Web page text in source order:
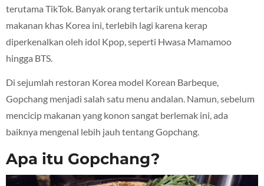
terutama TikTok. Banyak orang tertarik untuk mencoba
makanan khas Korea ini, terlebih lagi karena kerap
diperkenalkan oleh idol Kpop, seperti Hwasa Mamamoo
hingga BTS.
Di sejumlah restoran Korea model Korean Barbeque,
Gopchang menjadi salah satu menu andalan. Namun, sebelum
mencicip makanan yang konon sangat berlemak ini, ada
baiknya mengenal lebih jauh tentang Gopchang.
Apa itu Gopchang?